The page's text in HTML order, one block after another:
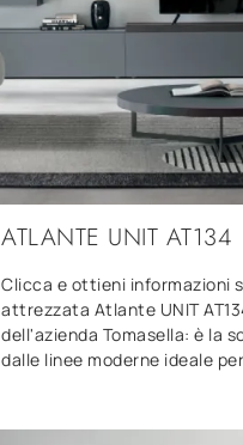
ATLANTE UNIT AT134
Clicca e ottieni informazioni
attrezzata Atlante UNIT
dell'azienda Tomasella: è la
dalle linee moderne ideale